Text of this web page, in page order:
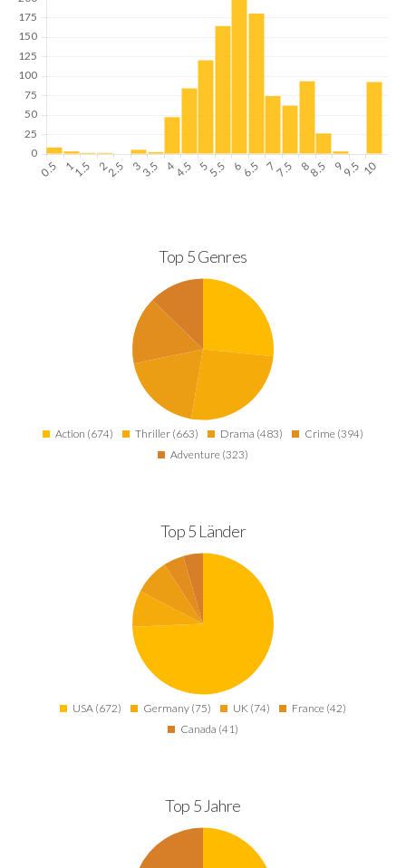
Top 5 Genres
Action (674) Thriller (663) Drama (483)
Crime (394)
Adventure (323)
Top 5 Länder
USA (672) Germany (75) UK (74)
France (42)
Canada (41)
Top 5 Jahre